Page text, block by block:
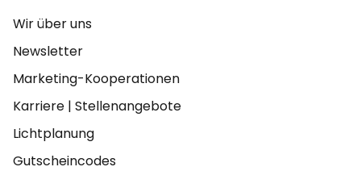
Wir über uns
Newsletter
Marketing-Kooperationen
Karriere | Stellenangebote
Lichtplanung
Gutscheincodes